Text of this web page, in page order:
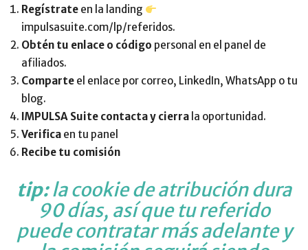
Regístrate en la landing
impulsasuite.com/lp/referidos.
Obtén tu enlace o código personal en el panel de
afiliados.
Comparte el enlace por correo, LinkedIn, WhatsApp o tu
blog.
IMPULSA Suite contacta y cierra la oportunidad.
Verifica en tu panel
Recibe tu comisión
tip:la cookie de atribución dura
90 días, así que tu referido
puede contratar más adelante y